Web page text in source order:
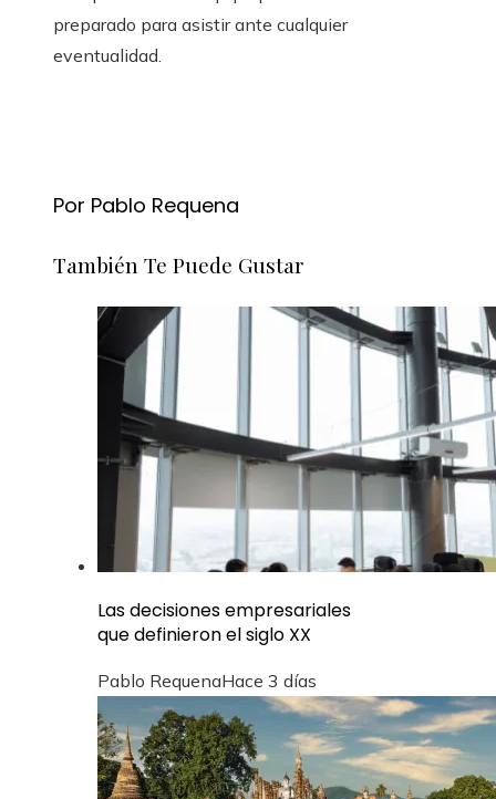
preparado para asistir ante cualquier
eventualidad.
Por Pablo Requena
También Te Puede Gustar
Las decisiones empresariales
que definieron el siglo XX
Pablo RequenaHace 3 días